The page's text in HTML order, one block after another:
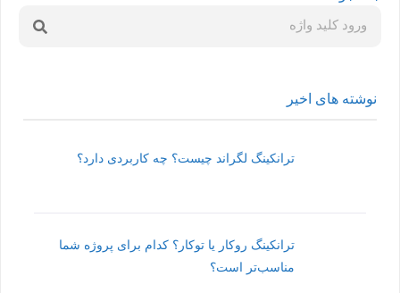
نوشته های اخیر
ترانکینگ لگراند چیست؟ چه کاربردی دارد؟
ترانکینگ روکار یا توکار؟ کدام برای پروژه شما
مناسب‌تر است؟